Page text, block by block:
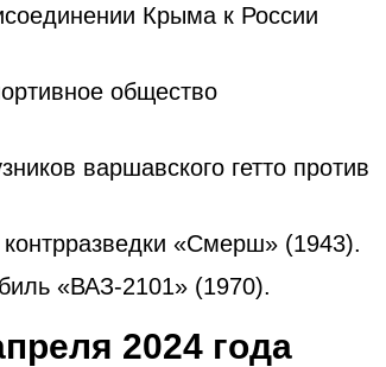
Крыма к России
общество
варшавского гетто против
«Смерш» (1943).
«ВАЗ-2101» (1970).
2024 года